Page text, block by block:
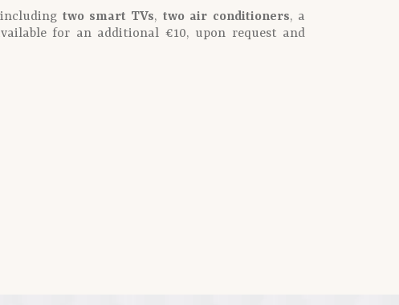
two smart TVs, two air conditioners, a
for an additional €10, upon request and